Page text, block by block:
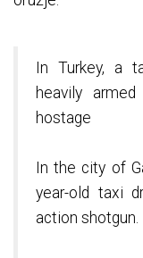
In Turkey, a
heavily
hostage
In the city of
year-old taxi
action shotgun.